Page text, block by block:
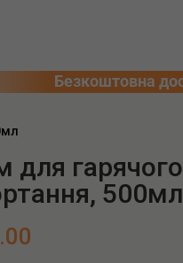
для гарячого
500мл